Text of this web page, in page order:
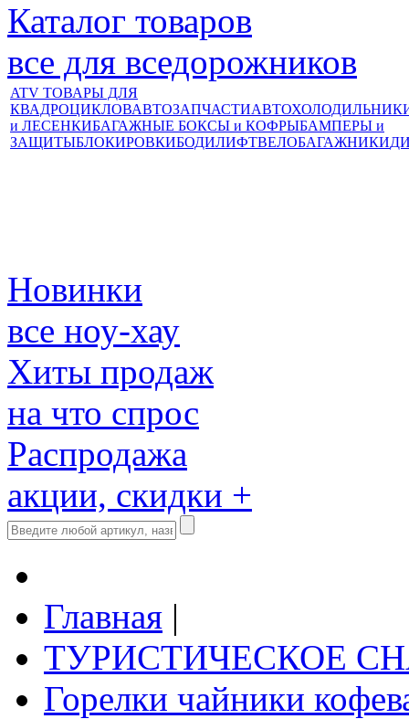
Каталог товаров
все для вседорожников
ATV ТОВАРЫ ДЛЯ
КВАДРОЦИКЛОВАВТОЗАПЧАСТИ
и ЛЕСЕНКИБАГАЖНЫЕ БОКСЫ и КОФРЫБАМПЕРЫ и
ЗАЩИТЫБЛОКИРОВКИБОДИЛИФТВЕЛОБАГАЖНИКИ
Новинки
все ноу-хау
Хиты продаж
на что спрос
Распродажа
акции, скидки +
Главная |
ТУРИСТИЧЕСКОЕ
Горелки чайники